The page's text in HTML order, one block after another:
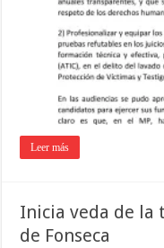
Leer más
Inicia veda de la
de Fonseca